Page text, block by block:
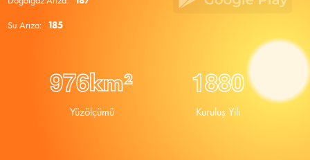
Su Arıza: 185
976km²
Yüzölçümü
1880
Kuruluş Yılı